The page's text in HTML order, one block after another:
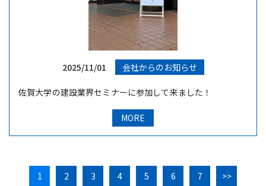
2025/11/01 会社からのお知らせ
佐賀大学の建設業界セミナーに参加して来ました！
MORE
1 2 3 4 5 6 7 >>